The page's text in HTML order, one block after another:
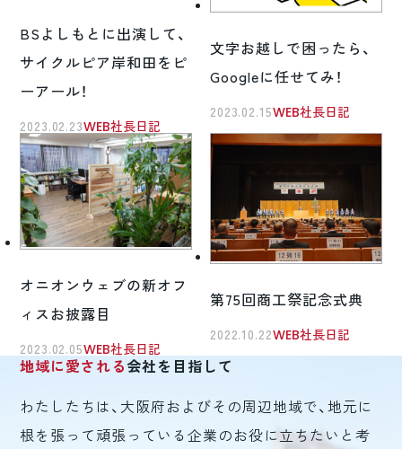
BSよしもとに出演して、
サイクルピア岸和田をピ
ーアール！
2023.02.23WEB社長日記
文字お越しで困ったら、
Googleに任せてみ！
2023.02.15WEB社長日記
オニオンウェブの新オフ
ィスお披露目
2023.02.05WEB社長日記
第75回商工祭記念式典
2022.10.22WEB社長日記
地域に愛される会社を目指して
わたしたちは、大阪府およびその周辺地域で、地元に
根を張って頑張っている企業のお役に立ちたいと考